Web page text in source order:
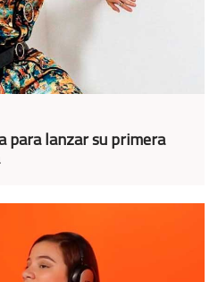
para lanzar su primera